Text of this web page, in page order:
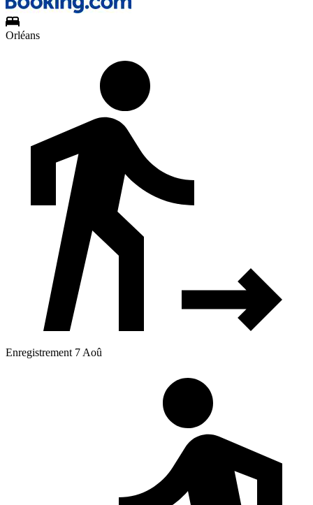
Orléans
Enregistrement 7 Aoû